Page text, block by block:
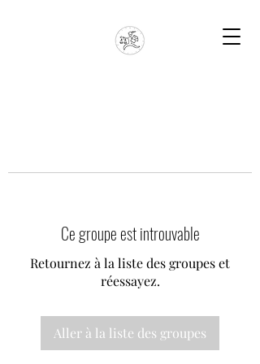
Ce groupe est introuvable
Retournez à la liste des groupes et
réessayez.
Aller à la liste des groupes